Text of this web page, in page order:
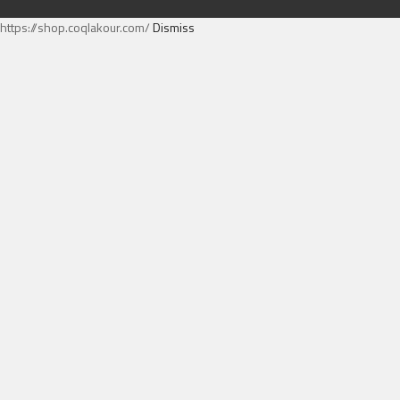
https://shop.coqlakour.com/Dismiss